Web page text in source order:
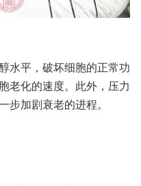
水平，破坏细胞的正常功
老化的速度。此外，压力
步加剧衰老的进程。